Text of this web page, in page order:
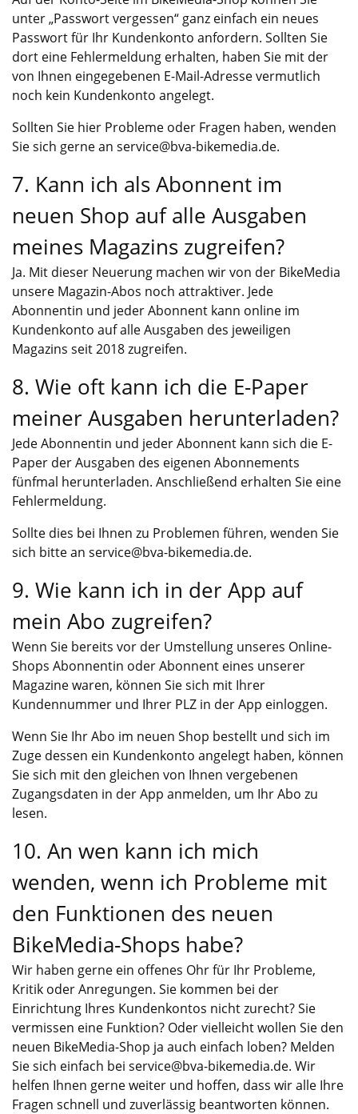
unter „Passwort vergessen“ ganz einfach ein neues
Passwort für Ihr Kundenkonto anfordern. Sollten Sie
dort eine Fehlermeldung erhalten, haben Sie mit der
von Ihnen eingegebenen E-Mail-Adresse vermutlich
noch kein Kundenkonto angelegt.
Sollten Sie hier Probleme oder Fragen haben, wenden
Sie sich gerne an service@bva-bikemedia.de.
7. Kann ich als Abonnent im
neuen Shop auf alle Ausgaben
meines Magazins zugreifen?
Ja. Mit dieser Neuerung machen wir von der BikeMedia
unsere Magazin-Abos noch attraktiver. Jede
Abonnentin und jeder Abonnent kann online im
Kundenkonto auf alle Ausgaben des jeweiligen
Magazins seit 2018 zugreifen.
8. Wie oft kann ich die E-Paper
meiner Ausgaben herunterladen?
Jede Abonnentin und jeder Abonnent kann sich die E-
Paper der Ausgaben des eigenen Abonnements
fünfmal herunterladen. Anschließend erhalten Sie eine
Fehlermeldung.
Sollte dies bei Ihnen zu Problemen führen, wenden Sie
sich bitte an service@bva-bikemedia.de.
9. Wie kann ich in der App auf
mein Abo zugreifen?
Wenn Sie bereits vor der Umstellung unseres Online-
Shops Abonnentin oder Abonnent eines unserer
Magazine waren, können Sie sich mit Ihrer
Kundennummer und Ihrer PLZ in der App einloggen.
Wenn Sie Ihr Abo im neuen Shop bestellt und sich im
Zuge dessen ein Kundenkonto angelegt haben, können
Sie sich mit den gleichen von Ihnen vergebenen
Zugangsdaten in der App anmelden, um Ihr Abo zu
lesen.
10. An wen kann ich mich
wenden, wenn ich Probleme mit
den Funktionen des neuen
BikeMedia-Shops habe?
Wir haben gerne ein offenes Ohr für Ihr Probleme,
Kritik oder Anregungen. Sie kommen bei der
Einrichtung Ihres Kundenkontos nicht zurecht? Sie
vermissen eine Funktion? Oder vielleicht wollen Sie den
neuen BikeMedia-Shop ja auch einfach loben? Melden
Sie sich einfach bei service@bva-bikemedia.de. Wir
helfen Ihnen gerne weiter und hoffen, dass wir alle Ihre
Fragen schnell und zuverlässig beantworten können.